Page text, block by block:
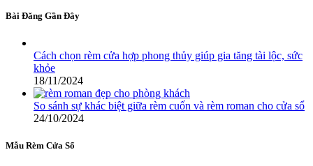
Bài Đăng Gần Đây
Cách chọn rèm cửa hợp phong thủy giúp gia tăng tài lộc, sức
khỏe
18/11/2024
So sánh sự khác biệt giữa rèm cuốn và rèm roman cho cửa sổ
24/10/2024
Mẫu Rèm Cửa Sổ